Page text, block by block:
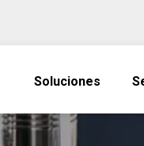
Soluciones